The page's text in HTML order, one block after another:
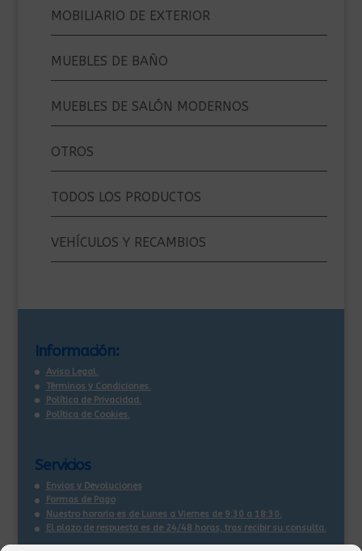
MOBILIARIO DE EXTERIOR
MUEBLES DE BAÑO
MUEBLES DE SALÓN MODERNOS
OTROS
TODOS LOS PRODUCTOS
VEHÍCULOS Y RECAMBIOS
Información:
Aviso Legal.
Términos y Condiciones.
Política de Privacidad.
Política de Cookies.
Servicios
Envios y Devoluciones
Formas de Pago
Nuestro horario es de Lunes a Viernes de 9:30 a 18:30.
El plazo de respuesta es de 24/48 horas, tras recibir su consulta.